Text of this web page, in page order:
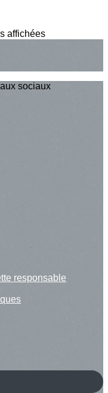
affichées
sociaux
responsable